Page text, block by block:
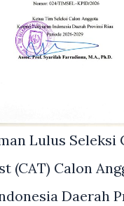
Lulus Seleksi
(CAT) Calon
Daerah